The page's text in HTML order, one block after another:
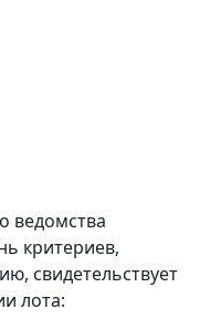
ведомства
критериев,
свидетельствует
лота: